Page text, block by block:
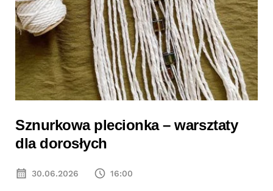
Sznurkowa plecionka – warsztaty
dla dorosłych
30.06.2026 16:00